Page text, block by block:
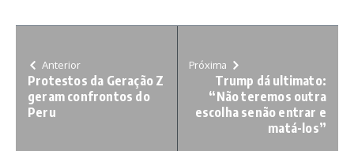
Anterior
Protestos da Geração Z
geram confrontos do
Peru
Próxima
Trump dá ultimato:
“Não teremos outra
escolha senão entrar e
matá-los”